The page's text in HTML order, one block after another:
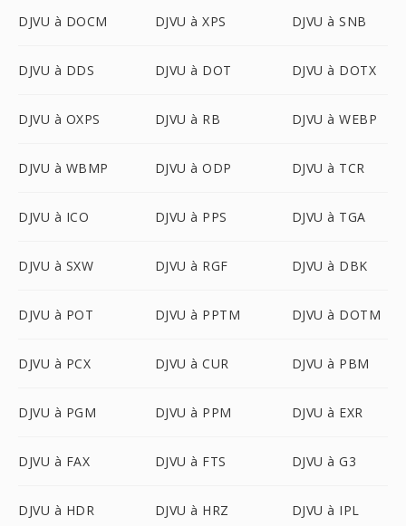
DJVU à DOCM DJVU à XPS DJVU à SNB
DJVU à DDS DJVU à DOT DJVU à DOTX
DJVU à OXPS DJVU à RB DJVU à WEBP
DJVU à WBMP DJVU à ODP DJVU à TCR
DJVU à ICO DJVU à PPS DJVU à TGA
DJVU à SXW DJVU à RGF DJVU à DBK
DJVU à POT DJVU à PPTM DJVU à DOTM
DJVU à PCX DJVU à CUR DJVU à PBM
DJVU à PGM DJVU à PPM DJVU à EXR
DJVU à FAX DJVU à FTS DJVU à G3
DJVU à HDR DJVU à HRZ DJVU à IPL